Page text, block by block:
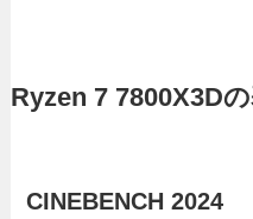
Ryzen 7 7800X3D
CINEBENCH 2024